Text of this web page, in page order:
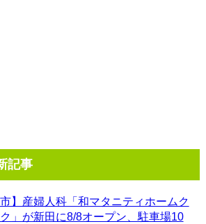
記事
市】産婦人科「和マタニティホームク
」が新田に8/8オープン、駐車場10